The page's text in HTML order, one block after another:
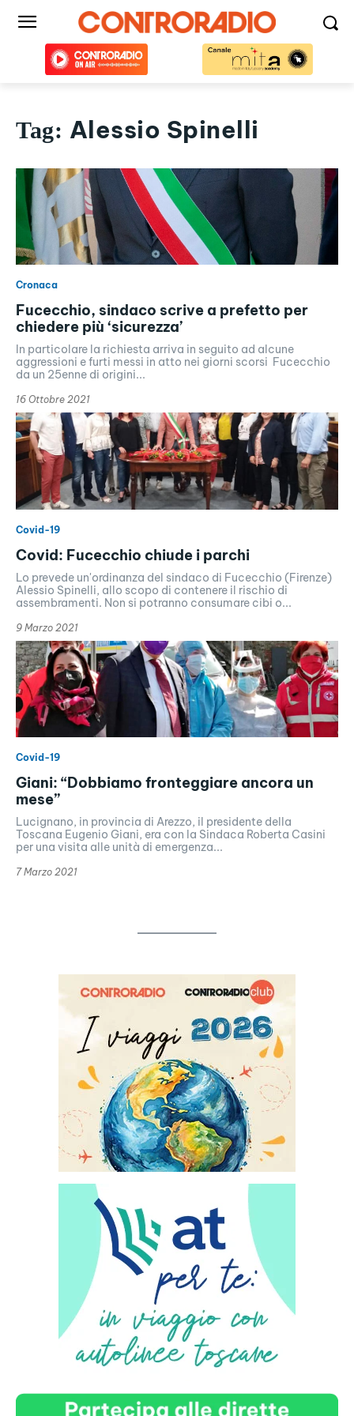
Tag: Alessio Spinelli
Cronaca
Fucecchio, sindaco scrive a prefetto per
chiedere più ‘sicurezza’
In particolare la richiesta arriva in seguito ad alcune
aggressioni e furti messi in atto nei giorni scorsi Fucecchio
da un 25enne di origini...
16 Ottobre 2021
Covid-19
Covid: Fucecchio chiude i parchi
Lo prevede un'ordinanza del sindaco di Fucecchio (Firenze)
Alessio Spinelli, allo scopo di contenere il rischio di
assembramenti. Non si potranno consumare cibi o...
9 Marzo 2021
Covid-19
Giani: “Dobbiamo fronteggiare ancora un
mese”
Lucignano, in provincia di Arezzo, il presidente della
Toscana Eugenio Giani, era con la Sindaca Roberta Casini
per una visita alle unità di emergenza...
7 Marzo 2021